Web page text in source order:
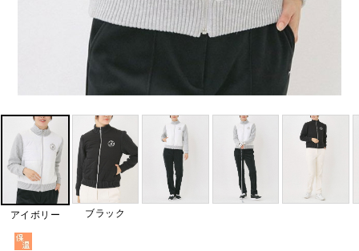
アイボリー ブラック